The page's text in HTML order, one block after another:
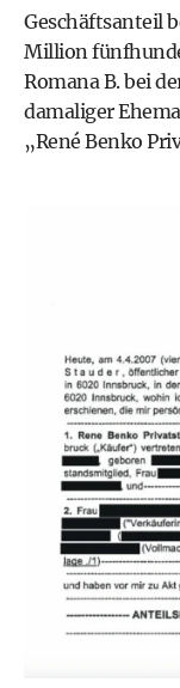
Geschäftsanteil
Million
Romana B. bei
damaliger
„René Benko